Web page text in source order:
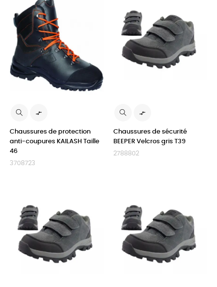

Chaussures de protection
anti-coupures KAILASH Taille
46
3708723

Chaussures de sécurité
BEEPER Velcros gris T39
2788802